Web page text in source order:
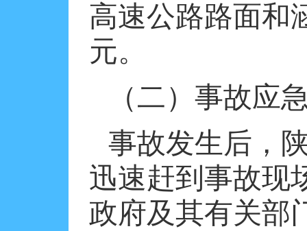
高速公路路面和
元。
（二）事故应
事故发生后，
迅速赶到事故现
政府及其有关部